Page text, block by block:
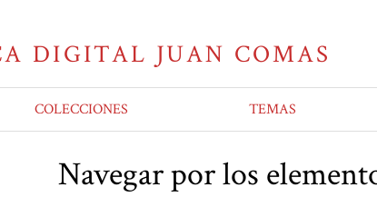
COLECCIONES TEMAS
Navegar por los